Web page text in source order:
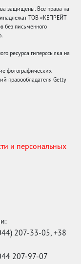
защищены. Все права на
ТОВ «КЕПРЕЙТ
без письменного
ресурса гиперссылка на
фотографических
правообладателя Getty
и персональных
207-33-05, +38
207-97-07